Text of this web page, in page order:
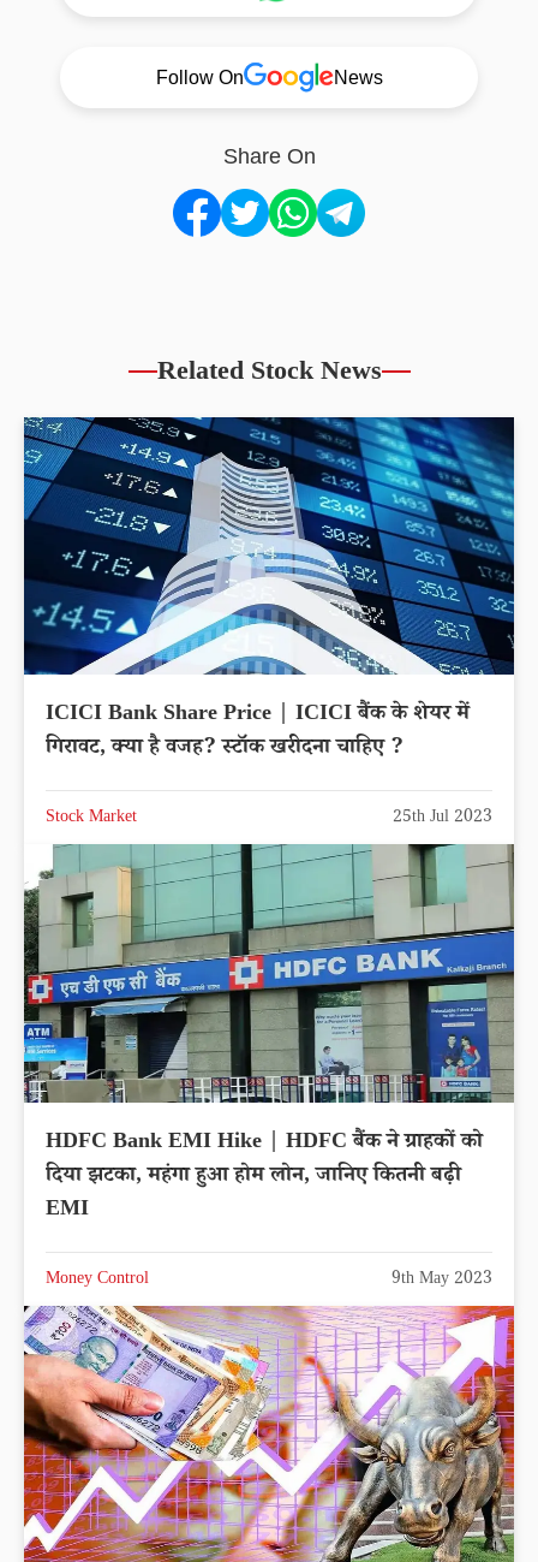
Follow On News
Share On
Related Stock News
ICICI Bank Share Price | ICICI बैंक के शेयर में
गिरावट, क्या है वजह? स्टॉक खरीदना चाहिए ?
Stock Market 25th Jul 2023
HDFC Bank EMI Hike | HDFC बैंक ने ग्राहकों को
दिया झटका, महंगा हुआ होम लोन, जानिए कितनी बढ़ी
EMI
Money Control 9th May 2023